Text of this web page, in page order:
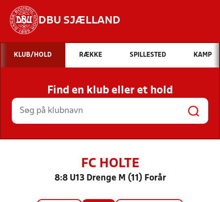
DBU SJÆLLAND
Hvad vil du søge efter?
INDHOLD OG NYHEDER
STILLINGER, RESULTATER, KLUBBER OG
HOLD
KLUB/HOLD RÆKKE SPILLESTED KAMP
Find en klub eller et hold
FC HOLTE
8:8 U13 Drenge M (11) Forår